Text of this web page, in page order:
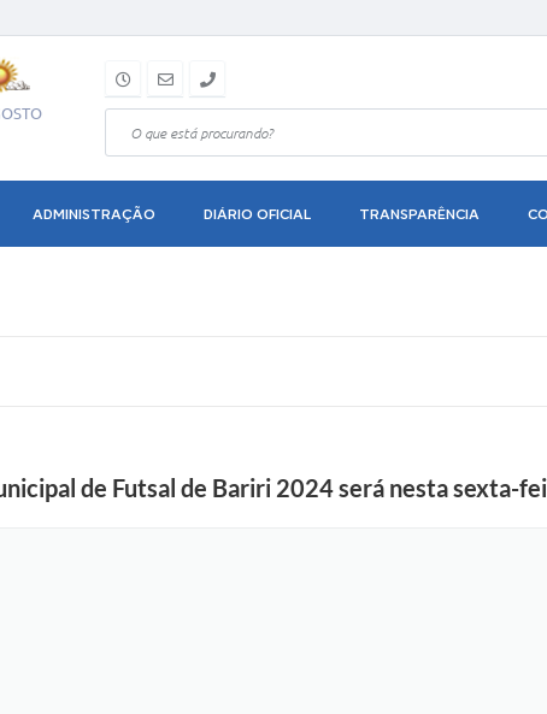
ADMINISTRAÇÃO DIÁRIO OFICIAL TRANSPARÊNCIA
de Futsal de Bariri 2024 será nesta sexta-